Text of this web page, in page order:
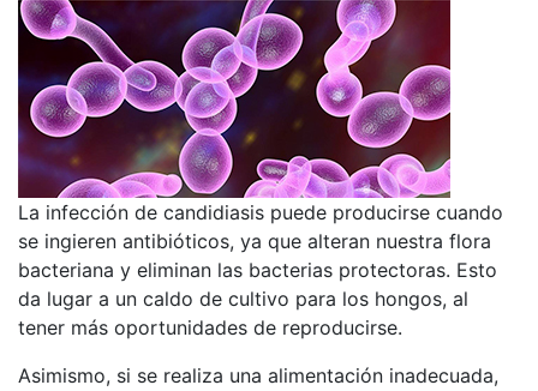
La infección de candidiasis puede producirse cuando
se ingieren antibióticos, ya que alteran nuestra flora
bacteriana y eliminan las bacterias protectoras. Esto
da lugar a un caldo de cultivo para los hongos, al
tener más oportunidades de reproducirse.
Asimismo, si se realiza una alimentación inadecuada,